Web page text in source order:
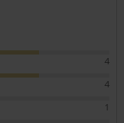
4
4
1